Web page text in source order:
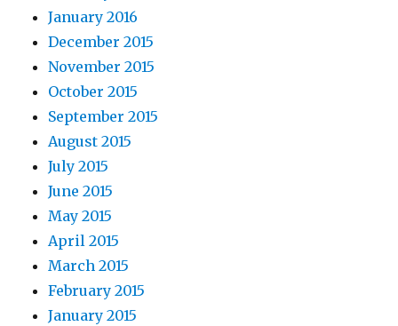
January 2016
December 2015
November 2015
October 2015
September 2015
August 2015
July 2015
June 2015
May 2015
April 2015
March 2015
February 2015
January 2015